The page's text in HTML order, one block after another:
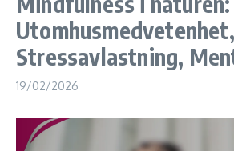
Utomhusmedvetenhet,
Stressavlastning,
19/02/2026